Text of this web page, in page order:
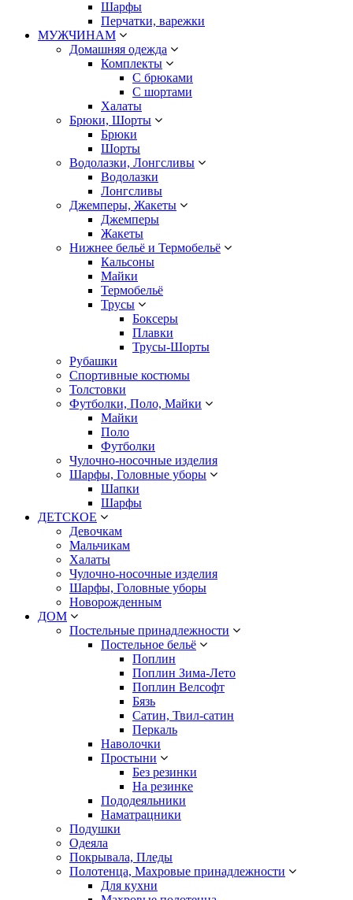
Шарфы
Перчатки, варежки
МУЖЧИНАМ
Домашняя одежда
Комплекты
С брюками
С шортами
Халаты
Брюки, Шорты
Брюки
Шорты
Водолазки, Лонгсливы
Водолазки
Лонгсливы
Джемперы, Жакеты
Джемперы
Жакеты
Нижнее бельё и Термобельё
Кальсоны
Майки
Термобельё
Трусы
Боксеры
Плавки
Трусы-Шорты
Рубашки
Спортивные костюмы
Толстовки
Футболки, Поло, Майки
Майки
Поло
Футболки
Чулочно-носочные изделия
Шарфы, Головные уборы
Шапки
Шарфы
ДЕТСКОЕ
Девочкам
Мальчикам
Халаты
Чулочно-носочные изделия
Шарфы, Головные уборы
Новорожденным
ДОМ
Постельные принадлежности
Постельное бельё
Поплин
Поплин Зима-Лето
Поплин Велсофт
Бязь
Сатин, Твил-сатин
Перкаль
Наволочки
Простыни
Без резинки
На резинке
Пододеяльники
Наматрацники
Подушки
Одеяла
Покрывала, Пледы
Полотенца, Махровые принадлежности
Для кухни